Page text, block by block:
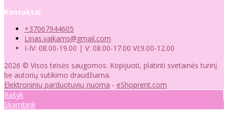
Kontaktai
+37067944605
Linas.vaikams@gmail.com
I-IV: 08.00-19.00 | V: 08.00-17.00 VI;9.00-12.00
2026 © Visos teisės saugomos. Kopijuoti, platinti svetainės turinį
be autorių sutikimo draudžiama.
Elektroninių parduotuvių nuoma - eShoprent.com
Rašyk
Skambink